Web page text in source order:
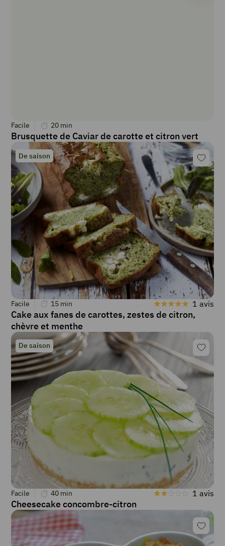
Facile 20 min
Brusquette de Caviar de carotte et citron vert
De saison
Facile 15 min 1 avis
Cake aux fanes de carottes, zestes de citron,
chèvre et menthe
De saison
Facile 40 min 1 avis
Cheesecake concombre-citron